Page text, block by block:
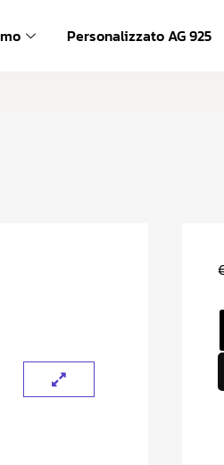
Personalizzato AG 925